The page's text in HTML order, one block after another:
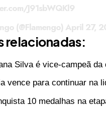
J91sbWQKl9
(@Flamengo) April 27,
relacionadas:
Silva é vice-campeã da
vence para continuar na
10 medalhas na